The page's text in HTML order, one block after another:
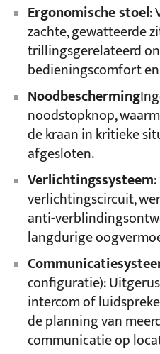
Ergonomische stoel:
zachte, gewatteerde
trillingsgerelateerd
bedieningscomfort
Noodbescherming
noodstopknop,
de kraan in kritieke
afgesloten.
Verlichtingssysteem
verlichtingscircuit,
anti-
langdurige
configuratie):
intercom of
de planning van
communicatie op